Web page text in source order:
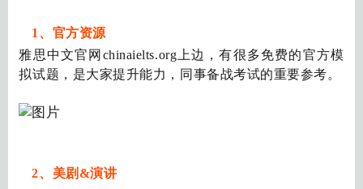
1、官方资源
雅思中文官网chinaielts.org上边，有很多免费的官方模
拟试题，是大家提升能力，同事备战考试的重要参考。
2、美剧&演讲